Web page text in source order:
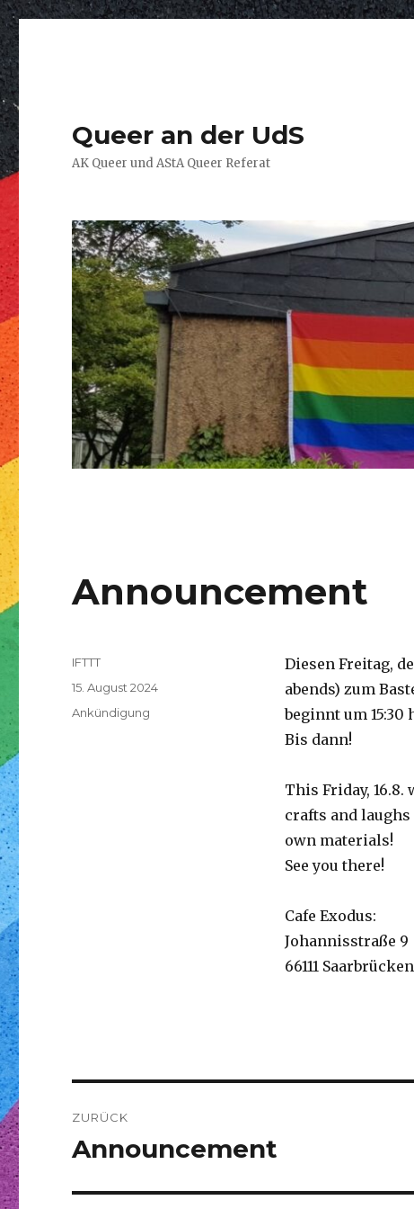
Queer an der UdS
AK Queer und AStA Queer Referat
Announcement
Diesen Freitag,
abends) zum
beginnt um
Bis dann!
This Friday,
crafts and laughs
own materials!
See you there!
Cafe Exodus:
Johannisstraße 9
66111 Saarbrücken
Autor
IFTTT
Veröffentlicht
am
15. August 2024
Kategorien
Ankündigung
ZURÜCK
Vorheriger
Announcement